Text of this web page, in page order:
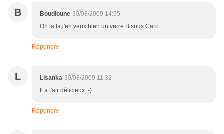
B Boudloune 30/08/2009 14:55
Oh la la,j'en veux bien un verre.Bisous.Caro
Répondre
L Lisanka 30/08/2009 11:32
Il a l'air délicieux :-)
Répondre